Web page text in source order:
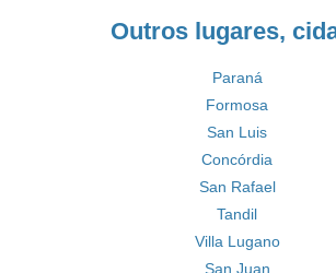
Outros lugares,
Paraná
Formosa
San Luis
Concórdia
San Rafael
Tandil
Villa Lugano
San Juan